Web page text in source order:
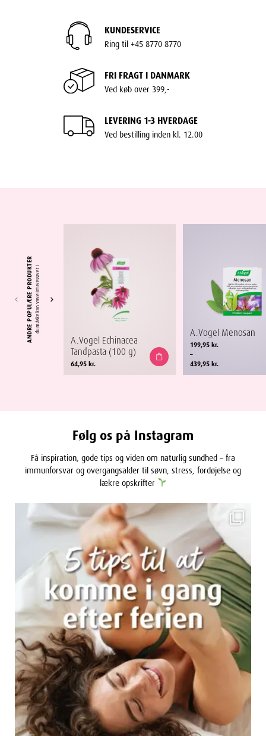
KUNDESERVICE
Ring til +45 8770 8770
FRI FRAGT I DANMARK
Ved køb over 399,-
LEVERING 1-3 HVERDAGE
Ved bestilling inden kl. 12.00
ANDRE POPULÆRE PRODUKTERdu måske kan være interesseret i
A.Vogel Echinacea
Tandpasta (100 g)
64,95kr.
A.Vogel Menosan
199,95kr.
–
439,95kr.
Prisinterval:
199,95 kr.
til
Følg os på Instagram
Få inspiration, gode tips og viden om naturlig sundhed – fra
immunforsvar og overgangsalder til søvn, stress, fordøjelse og
lækre opskrifter